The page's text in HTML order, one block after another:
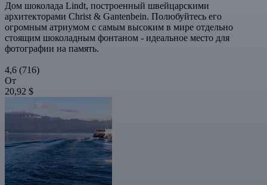
Дом шоколада Lindt, построенный швейцарскими
архитекторами Christ & Gantenbein. Полюбуйтесь его
огромным атриумом с самым высоким в мире отдельно
стоящим шоколадным фонтаном - идеальное место для
фотографии на память.
4,6 (716)
От
20,92 $